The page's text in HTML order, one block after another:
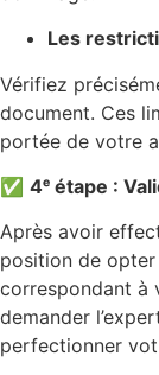
Les
Vérifiez
document. Ces
portée de votre
✅ 4ᵉ étape :
Après avoir
position de
correspondant à
demander
perfectionner